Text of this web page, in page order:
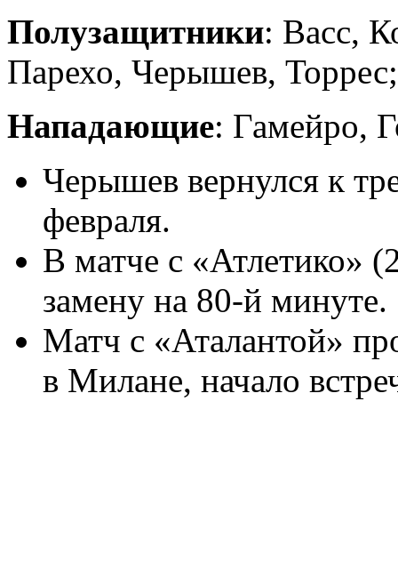
Полузащитники: Васс,
Парехо, Черышев, Торрес;
Нападающие: Гамейро,
Черышев вернулся к
февраля.
В матче с «Атлетико»
замену на 80-й минуте.
Матч с «Аталантой»
в Милане, начало